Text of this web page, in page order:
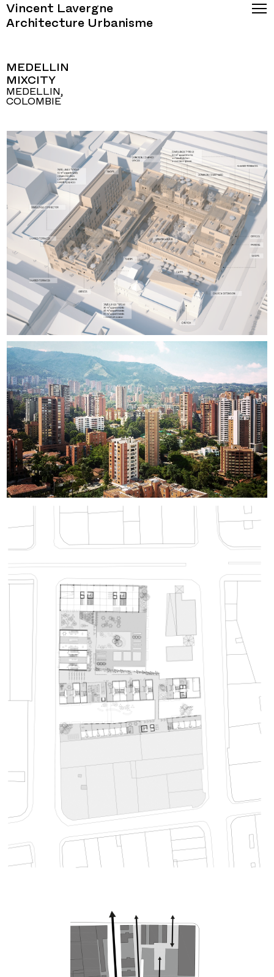
Vincent Lavergne
Architecture Urbanisme
MEDELLIN
MIXCITY
MEDELLIN,
COLOMBIE